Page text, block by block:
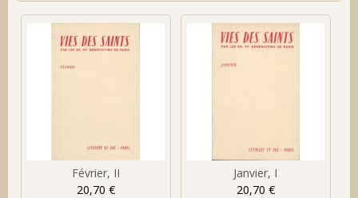
Février, II
20,70 €
Janvier, I
20,70 €